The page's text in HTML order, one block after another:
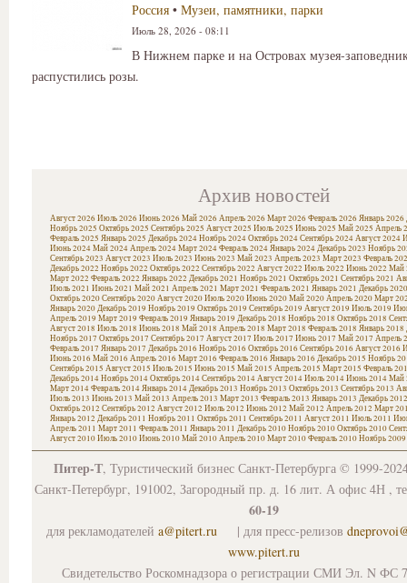
Россия • Музеи, памятники, парки
Июль 28, 2026 - 08:11
В Нижнем парке и на Островах музея-
распустились розы.
Архив новостей
Август 2026 Июль 2026 Июнь 2026 Май 2026 Апрель 2026 Март 2026 Февраль 2026 Январь 2026
Ноябрь 2025 Октябрь 2025 Сентябрь 2025 Август 2025 Июль 2025 Июнь 2025 Май 2025 Апрель
Февраль 2025 Январь 2025 Декабрь 2024Ноябрь 2024Октябрь 2024Сентябрь 2024Август 2024
Июнь 2024Май 2024Апрель 2024Март 2024Февраль 2024Январь 2024Декабрь 2023 Ноябрь
Сентябрь 2023 Август 2023 Июль 2023 Июнь 2023 Май 2023 Апрель 2023 Март 2023 Февраль
Декабрь 2022 Ноябрь 2022 Октябрь 2022 Сентябрь 2022 Август 2022 Июль 2022 Июнь 2022 Май
Март 2022 Февраль 2022 Январь 2022 Декабрь 2021 Ноябрь 2021 Октябрь 2021 Сентябрь 2021
Июль 2021 Июнь 2021 Май 2021 Апрель 2021 Март 2021 Февраль 2021 Январь 2021 Декабрь 2020
Октябрь 2020Сентябрь 2020Август 2020Июль 2020Июнь 2020Май 2020Апрель 2020Март
Январь 2020Декабрь 2019 Ноябрь 2019 Октябрь 2019 Сентябрь 2019 Август 2019 Июль 2019
Апрель 2019 Март 2019 Февраль 2019 Январь 2019 Декабрь 2018 Ноябрь 2018 Октябрь 2018
Август 2018 Июль 2018 Июнь 2018 Май 2018 Апрель 2018 Март 2018 Февраль 2018 Январь 2018
Ноябрь 2017 Октябрь 2017 Сентябрь 2017 Август 2017 Июль 2017 Июнь 2017 Май 2017 Апрель
Февраль 2017 Январь 2017 Декабрь 2016 Ноябрь 2016 Октябрь 2016 Сентябрь 2016 Август 2016
Июнь 2016 Май 2016 Апрель 2016 Март 2016 Февраль 2016 Январь 2016 Декабрь 2015 Ноябрь
Сентябрь 2015 Август 2015 Июль 2015 Июнь 2015 Май 2015 Апрель 2015 Март 2015 Февраль
Декабрь 2014Ноябрь 2014Октябрь 2014Сентябрь 2014Август 2014Июль 2014Июнь 2014Май
Март 2014Февраль 2014Январь 2014Декабрь 2013 Ноябрь 2013 Октябрь 2013 Сентябрь 2013
Июль 2013 Июнь 2013 Май 2013 Апрель 2013 Март 2013 Февраль 2013 Январь 2013 Декабрь 2012
Октябрь 2012 Сентябрь 2012 Август 2012 Июль 2012 Июнь 2012 Май 2012 Апрель 2012 Март
Январь 2012 Декабрь 2011 Ноябрь 2011 Октябрь 2011 Сентябрь 2011 Август 2011 Июль 2011
Апрель 2011 Март 2011 Февраль 2011 Январь 2011 Декабрь 2010Ноябрь 2010Октябрь 2010
Август 2010Июль 2010Июнь 2010Май 2010Апрель 2010Март 2010Февраль 2010Ноябрь 2009
Питер-Т, Туристический бизнес Санкт-Петербурга © 1999-
Санкт-Петербург, 191002, Загородный пр. д. 16 лит. А офис 4Н ,
60-19
для рекламодателей a@pitert.ru | для пресс-релизов
www.pitert.ru
Свидетельство Роскомнадзора о регистрации СМИ Эл. N ФС